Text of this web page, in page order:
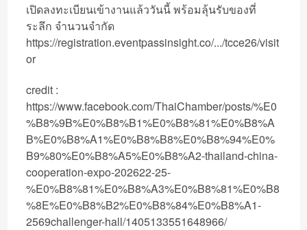
เปิดลงทะเบียนเข้างานแล้ววันนี้ พร้อมลุ้นรับของที่
ระลึก จำนวนจำกัด
https://registration.eventpassinsight.co/.../tcce26/visit
or
credit :
https://www.facebook.com/ThaiChamber/posts/%E0
%B8%9B%E0%B8%B1%E0%B8%81%E0%B8%A
B%E0%B8%A1%E0%B8%B8%E0%B8%94%E0%
B9%80%E0%B8%A5%E0%B8%A2-thailand-china-
cooperation-expo-202622-25-
%E0%B8%81%E0%B8%A3%E0%B8%81%E0%B8
%8E%E0%B8%B2%E0%B8%84%E0%B8%A1-
2569challenger-hall/1405133551648966/